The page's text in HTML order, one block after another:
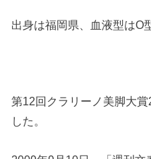
出身は福岡県、血液型はO
第12回クラリーノ美脚大
した。